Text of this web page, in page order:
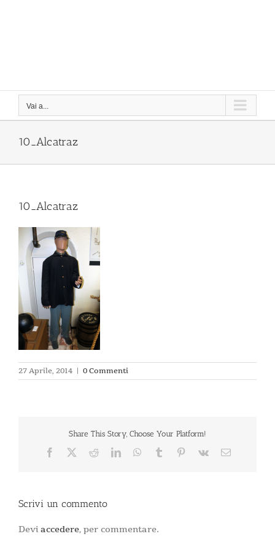
Vai a...
10_Alcatraz
10_Alcatraz
27 Aprile, 2014 | 0 Commenti
Share This Story, Choose Your Platform!
Facebook RedditLinkedInWhatsApp
Tumblr Pinterest
Vk Email
Scrivi un commento
Devi accedere, per commentare.